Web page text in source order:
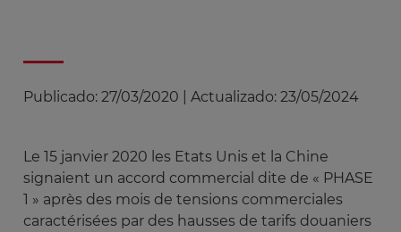
Publicado: 27/03/2020 Actualizado: 23/05/2024
Le 15 janvier 2020 les Etats Unis et la Chine
signaient un accord commercial dite de « PHASE
1 » après des mois de tensions commerciales
caractérisées par des hausses de tarifs douaniers